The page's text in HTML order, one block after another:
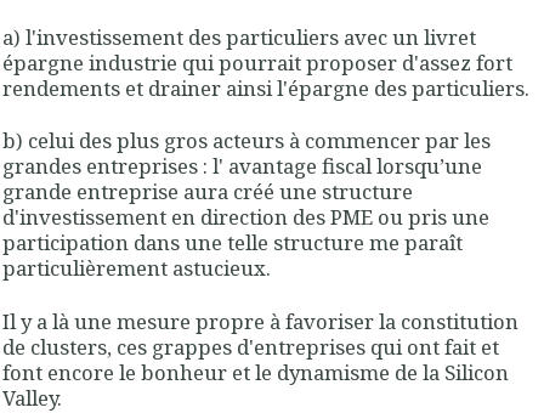
a) l'investissement des particuliers avec un livret
épargne industrie qui pourrait proposer d'assez fort
rendements et drainer ainsi l'épargne des particuliers.
b) celui des plus gros acteurs à commencer par les
grandes entreprises : l' avantage fiscal lorsqu’une
grande entreprise aura créé une structure
d'investissement en direction des PME ou pris une
participation dans une telle structure me paraît
particulièrement astucieux.
Il y a là une mesure propre à favoriser la constitution
de clusters, ces grappes d'entreprises qui ont fait et
font encore le bonheur et le dynamisme de la Silicon
Valley.